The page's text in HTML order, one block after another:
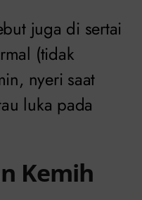
juga di sertai
(tidak
nyeri saat
luka pada
Kemih